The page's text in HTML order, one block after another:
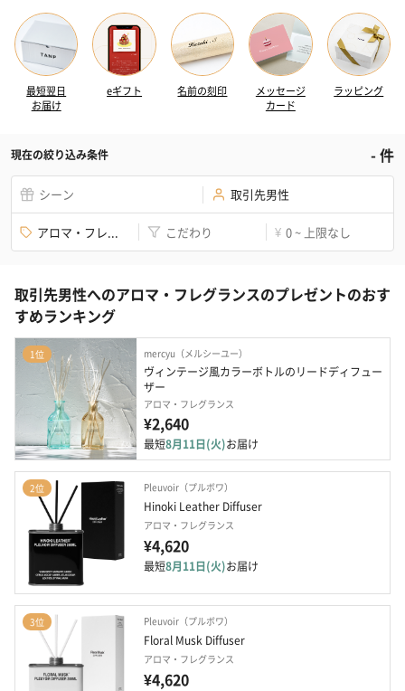
最短翌日
お届け
eギフト 名前の刻印
メッセージ
カード
ラッピング
現在の絞り込み条件 -件
シーン 取引先男性
アロマ・フレ... こだわり ¥ 0 ~ 上限なし
取引先男性へのアロマ・フレグランスのプレゼントのおす
すめランキング
1位 mercyu（メルシーユー）
ヴィンテージ風カラーボトルのリードディフュー
ザー
アロマ・フレグランス
¥2,640
最短8月11日(火)お届け
2位 Pleuvoir（プルボワ）
Hinoki Leather Diffuser
アロマ・フレグランス
¥4,620
最短8月11日(火)お届け
3位 Pleuvoir（プルボワ）
Floral Musk Diffuser
アロマ・フレグランス
¥4,620